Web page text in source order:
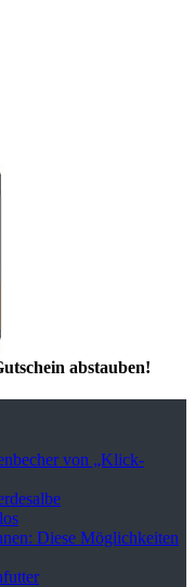
abstauben!
von „Klick-
Diese Möglichkeiten